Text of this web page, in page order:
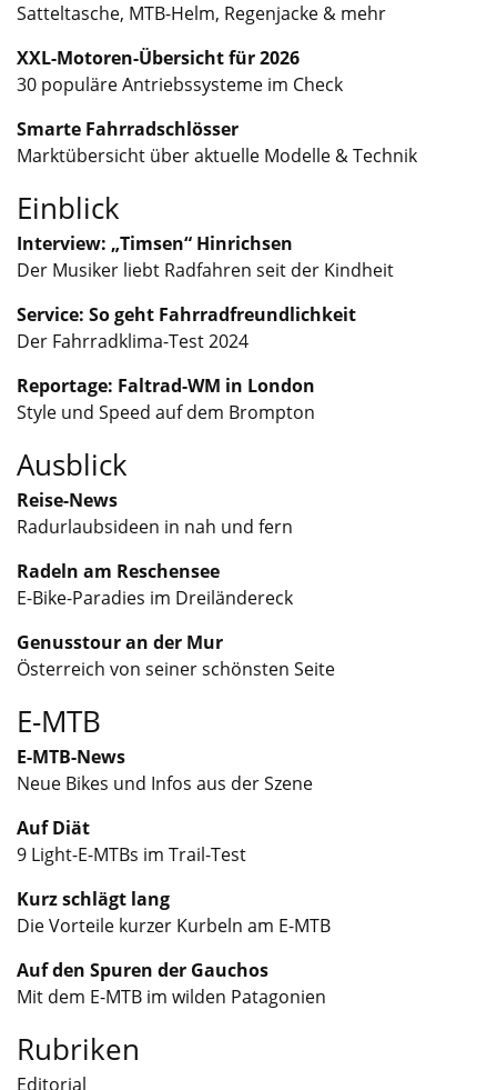
Satteltasche, MTB-Helm, Regenjacke & mehr
XXL-Motoren-Übersicht für 2026
30 populäre Antriebssysteme im Check
Smarte Fahrradschlösser
Marktübersicht über aktuelle Modelle & Technik
Einblick
Interview: „Timsen“ Hinrichsen
Der Musiker liebt Radfahren seit der Kindheit
Service: So geht Fahrradfreundlichkeit
Der Fahrradklima-Test 2024
Reportage: Faltrad-WM in London
Style und Speed auf dem Brompton
Ausblick
Reise-News
Radurlaubsideen in nah und fern
Radeln am Reschensee
E-Bike-Paradies im Dreiländereck
Genusstour an der Mur
Österreich von seiner schönsten Seite
E-MTB
E-MTB-News
Neue Bikes und Infos aus der Szene
Auf Diät
9 Light-E-MTBs im Trail-Test
Kurz schlägt lang
Die Vorteile kurzer Kurbeln am E-MTB
Auf den Spuren der Gauchos
Mit dem E-MTB im wilden Patagonien
Rubriken
Editorial